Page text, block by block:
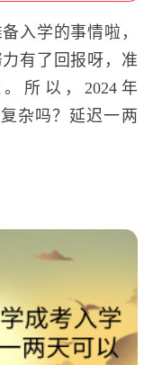
学的事情啦，
有了回报呀，准
所以，2024年
杂吗？延迟一两